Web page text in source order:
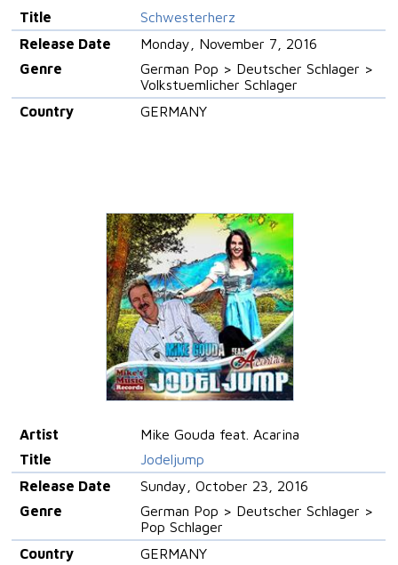
Title
Schwesterherz
Release Date
Monday, November 7, 2016
Genre
German Pop > Deutscher Schlager >
Volkstuemlicher Schlager
Country
GERMANY
Artist
Mike Gouda feat. Acarina
Title
Jodeljump
Release Date
Sunday, October 23, 2016
Genre
German Pop > Deutscher Schlager >
Pop Schlager
Country
GERMANY